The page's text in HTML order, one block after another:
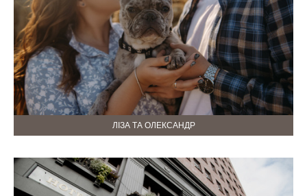
ЛІЗА ТА ОЛЕКСАНДР